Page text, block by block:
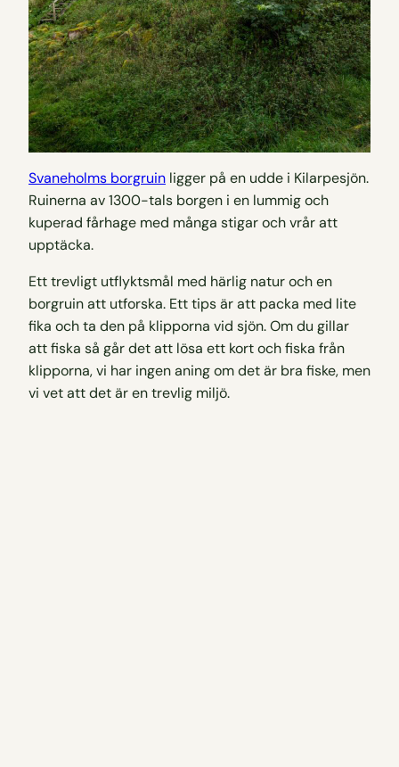
Svaneholms borgruin ligger på en udde i Kilarpesjön.
Ruinerna av 1300-tals borgen i en lummig och
kuperad fårhage med många stigar och vrår att
upptäcka.
Ett trevligt utflyktsmål med härlig natur och en
borgruin att utforska. Ett tips är att packa med lite
fika och ta den på klipporna vid sjön. Om du gillar
att fiska så går det att lösa ett kort och fiska från
klipporna, vi har ingen aning om det är bra fiske, men
vi vet att det är en trevlig miljö.